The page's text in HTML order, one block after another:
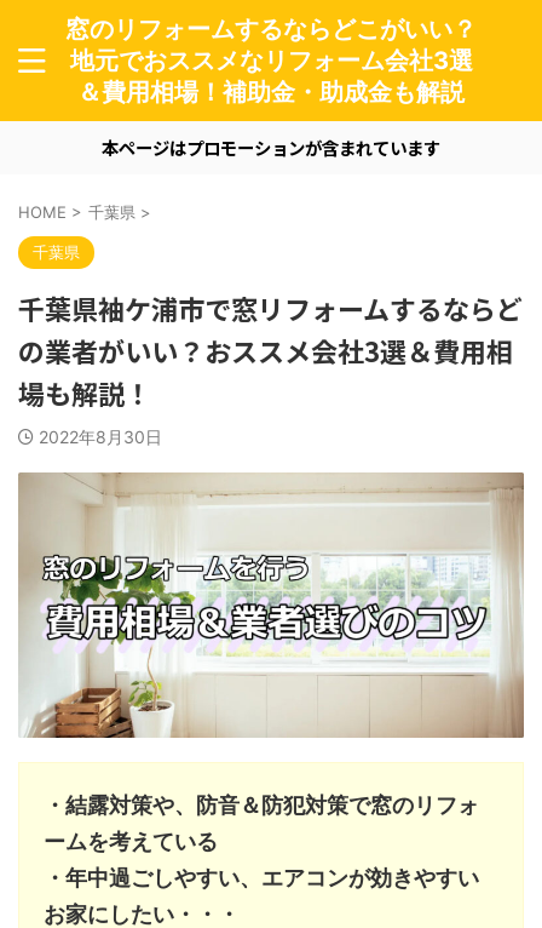
窓のリフォームするならどこがいい？
地元でおススメなリフォーム会社3選
＆費用相場！補助金・助成金も解説
本ページはプロモーションが含まれています
HOME > 千葉県 >
千葉県
千葉県袖ケ浦市で窓リフォームするならど
の業者がいい？おススメ会社3選＆費用相
場も解説！
2022年8月30日
・結露対策や、防音＆防犯対策で窓のリフォ
ームを考えている
・年中過ごしやすい、エアコンが効きやすい
お家にしたい・・・